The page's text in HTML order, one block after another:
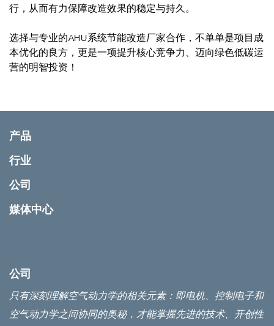
行，从而有力保障改造效果的稳定与持久。
选择与专业的AHU系统节能改造厂家合作，不单单是项目成
本优化的良方，更是一项提升核心竞争力、迈向绿色低碳运
营的明智投资！
产品
行业
公司
媒体中心
公司
只有深刻理解空气动力学的相关元素：即电机、控制电子和
空气动力学之间协同的奥秘，才能掌握先进的技术、开创性